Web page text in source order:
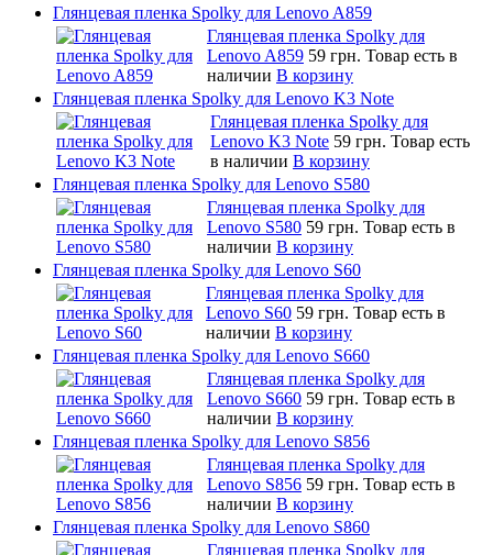
Глянцевая пленка Spolky для Lenovo A859
Глянцевая пленка Spolky для
Lenovo A859 59 грн. Товар есть в
наличии В корзину
Глянцевая пленка Spolky для Lenovo K3 Note
Глянцевая пленка Spolky для
Lenovo K3 Note 59 грн. Товар есть
в наличии В корзину
Глянцевая пленка Spolky для Lenovo S580
Глянцевая пленка Spolky для
Lenovo S580 59 грн. Товар есть в
наличии В корзину
Глянцевая пленка Spolky для Lenovo S60
Глянцевая пленка Spolky для
Lenovo S60 59 грн. Товар есть в
наличии В корзину
Глянцевая пленка Spolky для Lenovo S660
Глянцевая пленка Spolky для
Lenovo S660 59 грн. Товар есть в
наличии В корзину
Глянцевая пленка Spolky для Lenovo S856
Глянцевая пленка Spolky для
Lenovo S856 59 грн. Товар есть в
наличии В корзину
Глянцевая пленка Spolky для Lenovo S860
Глянцевая пленка Spolky для